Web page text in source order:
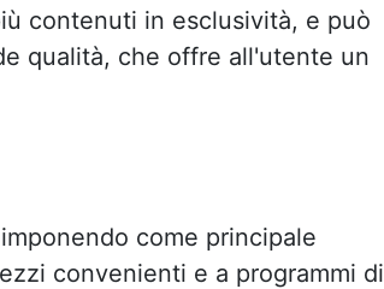
contenuti in esclusività, e può
qualità, che offre all'utente un
come principale
convenienti e a programmi di